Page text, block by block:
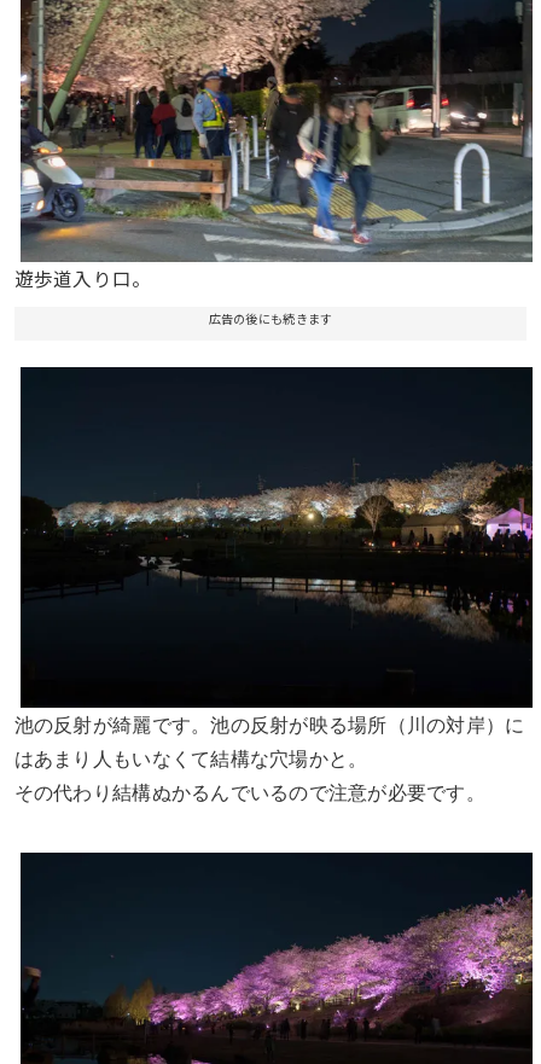
遊歩道入り口。
広告の後にも続きます
池の反射が綺麗です。池の反射が映る場所（川の対岸）に
はあまり人もいなくて結構な穴場かと。
その代わり結構ぬかるんでいるので注意が必要です。